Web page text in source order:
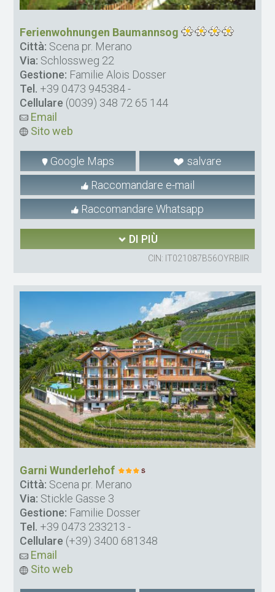
Ferienwohnungen Baumannsog
Città: Scena pr. Merano
Via: Schlossweg 22
Gestione: Familie Alois Dosser
Tel. +39 0473 945384-
Cellulare (0039) 348 72 65 144
Email
Sito web
Google Maps
salvare
Raccomandare e-mail
Raccomandare Whatsapp
DI PIÙ
CIN: IT021087B56OYRBIIR
Garni Wunderlehof
Città: Scena pr. Merano
Via: Stickle Gasse 3
Gestione: Familie Dosser
Tel. +39 0473 233213 -
Cellulare (+39) 3400 681348
Email
Sito web